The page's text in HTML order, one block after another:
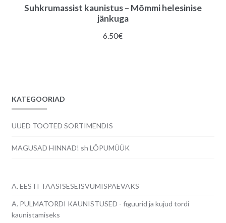
Suhkrumassist kaunistus – Mõmmi helesinise
jänkuga
6.50€
KATEGOORIAD
UUED TOOTED SORTIMENDIS
MAGUSAD HINNAD! sh LÕPUMÜÜK
A. EESTI TAASISESEISVUMISPÄEVAKS
A. PULMATORDI KAUNISTUSED - figuurid ja kujud tordi
kaunistamiseks